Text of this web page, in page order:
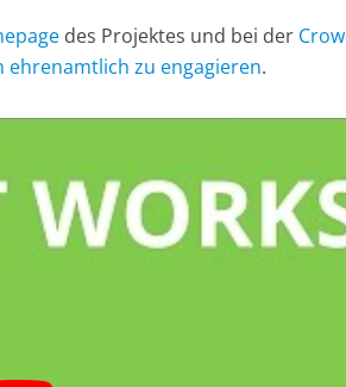
des Projektes und bei der
ehrenamtlich zu engagieren.